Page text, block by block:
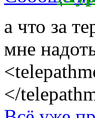
а что за
мне
</